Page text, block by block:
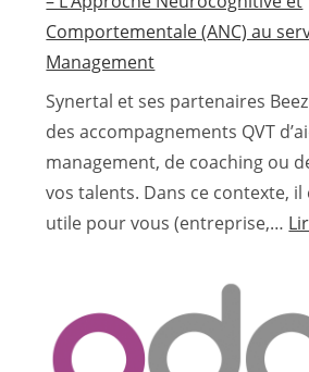
Comportementale (ANC) au
Management
Synertal et ses partenaires
des accompagnements QVT
management, de coaching ou
vos talents. Dans ce contexte,
utile pour vous (entreprise,…